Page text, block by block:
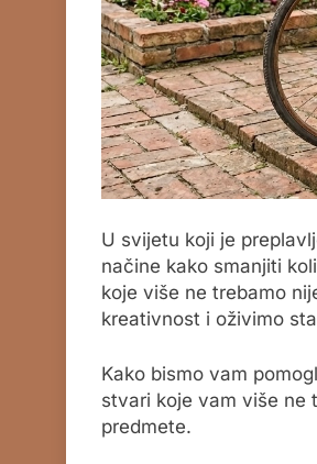
U svijetu koji je
načine kako smanjiti
koje više ne trebamo
kreativnost i oživimo
Kako bismo vam
stvari koje vam više ne
predmete.